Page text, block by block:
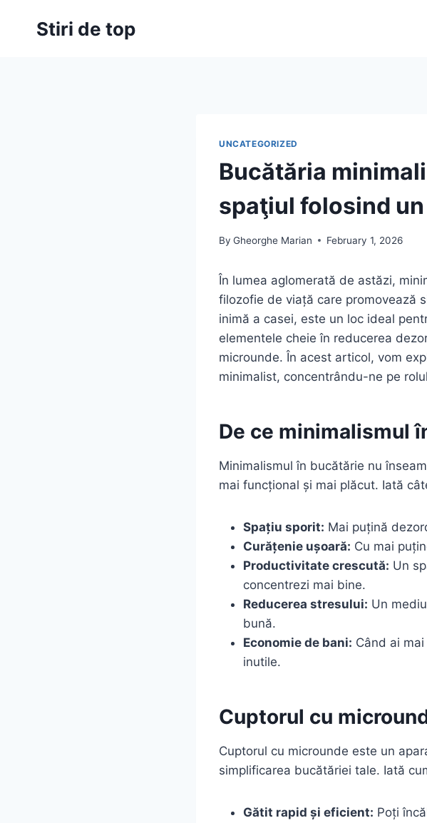
Stiri de top
UNCATEGORIZED
Bucătăria
spaţiul folosind
By Gheorghe Marian February 1, 2026
În lumea aglomerată de astăzi,
filozofie de viață care promovează
inimă a casei, este un loc ideal
elementele cheie în reducerea
microunde. În acest articol, vom
minimalist, concentrându-ne pe
De ce minimalismul
Minimalismul în bucătărie nu
mai funcțional și mai plăcut. Iată
Spațiu sporit: Mai puțină
Curățenie ușoară: Cu mai
Productivitate crescută: Un
concentrezi mai bine.
Reducerea stresului: Un
bună.
Economie de bani: Când ai
inutile.
Cuptorul cu
Cuptorul cu microunde este un
simplificarea bucătăriei tale. Iată
Gătit rapid și eficient: Poți